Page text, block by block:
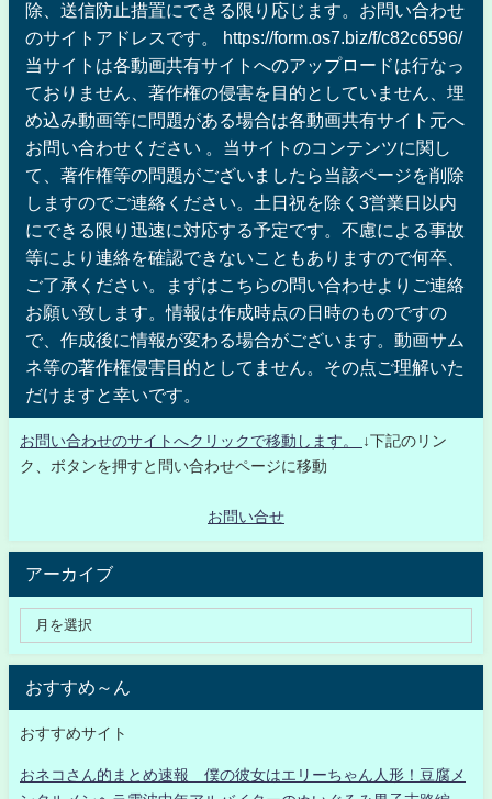
除、送信防止措置にできる限り応じます。お問い合わせ
のサイトアドレスです。 https://form.os7.biz/f/c82c6596/
当サイトは各動画共有サイトへのアップロードは行なっ
ておりません、著作権の侵害を目的としていません、埋
め込み動画等に問題がある場合は各動画共有サイト元へ
お問い合わせください 。当サイトのコンテンツに関し
て、著作権等の問題がございましたら当該ページを削除
しますのでご連絡ください。土日祝を除く3営業日以内
にできる限り迅速に対応する予定です。不慮による事故
等により連絡を確認できないこともありますので何卒、
ご了承ください。まずはこちらの問い合わせよりご連絡
お願い致します。情報は作成時点の日時のものですの
で、作成後に情報が変わる場合がございます。動画サム
ネ等の著作権侵害目的としてません。その点ご理解いた
だけますと幸いです。
お問い合わせのサイトへクリックで移動します。
↓下記のリン
ク、ボタンを押すと問い合わせページに移動
お問い合せ
アーカイブ
おすすめ～ん
おすすめサイト
おネコさん的まとめ速報 僕の彼女はエリーちゃん人形！豆腐メ